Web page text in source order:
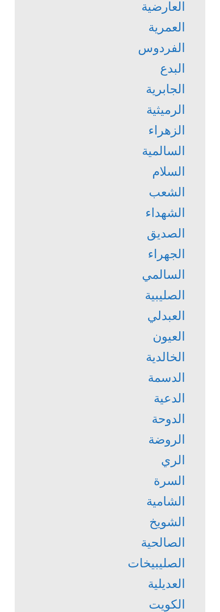
العارضية
العمرية
الفردوس
البدع
الجابرية
الرميثية
الزهراء
السالمية
السلام
الشعب
الشهداء
الصديق
الجهراء
السالمي
الصليبية
العبدلي
العيون
الخالدية
الدسمة
الدعية
الدوحة
الروضة
الري
السرة
الشامية
الشويخ
الصالحية
الصليبيخات
العديلية
الكويت